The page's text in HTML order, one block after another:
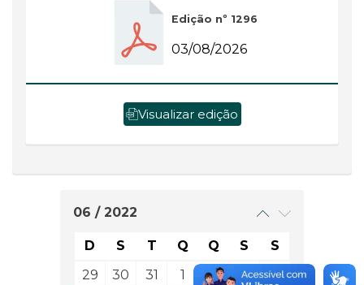
Edição nº 1296
03/08/2026
Visualizar edição
06 / 2022
D S T Q Q S
S
29
30 31 1 2 3
4